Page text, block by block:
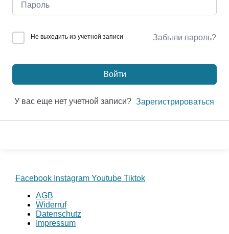
Не выходить из учетной записи Забыли пароль?
Войти
У вас еще нет учетной записи? Зарегистрироваться
Facebook Instagram Youtube Tiktok
AGB
Widerruf
Datenschutz
Impressum